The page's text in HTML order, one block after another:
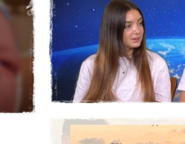
המירוץ למיליון
סרטים לימי הולדת